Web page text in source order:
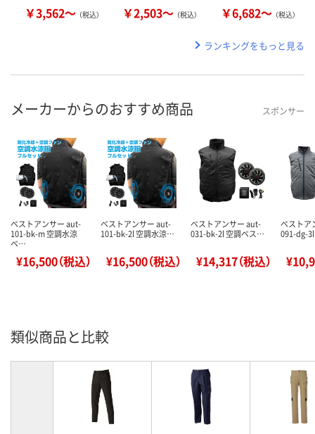
￥3,562～ （税込） ￥2,503～ （税込） ￥6,682～ （税込）
ランキングをもっと見る
メーカーからのおすすめ商品 スポンサー
ベストアンサー aut-
101-bk-m 空調水涼
ベ…
¥16,500（税込）
ベストアンサー aut-
101-bk-2l 空調水涼…
¥16,500（税込）
ベストアンサー aut-
031-bk-2l 空調ベス…
¥14,317（税込）
ベストア
091-dg-
類似商品と比較